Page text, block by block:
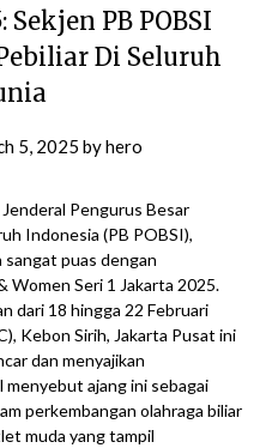
Sekjen PB POBSI
Di Seluruh
5, 2025 byhero
Pengurus Besar
Indonesia (PB POBSI),
sangat puas dengan
Women Seri 1 Jakarta 2025.
dari 18 hingga 22 Februari
Kebon Sirih, Jakarta Pusat ini
dan menyajikan
ajang ini sebagai
perkembangan olahraga biliar
muda yang tampil